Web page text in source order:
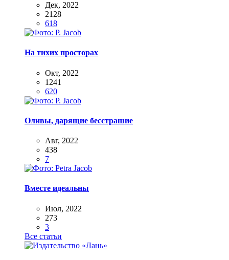
Дек, 2022
2128
618
На тихих просторах
Окт, 2022
1241
620
Оливы, дарящие бесстрашие
Авг, 2022
438
7
Вместе идеальны
Июл, 2022
273
3
Все статьи